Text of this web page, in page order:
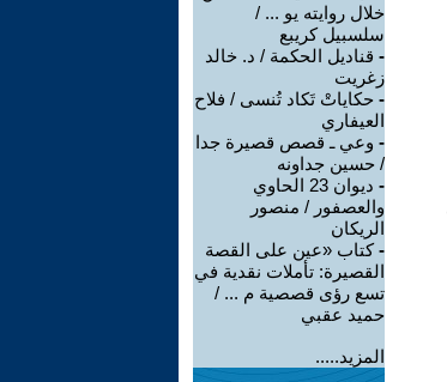
خلال روايته يو ... /
سلسبيل كريبع
- قناديل الحكمة / د. خالد
زغريت
- حكاياتْ تَكاد تُنسى / فلاح
العيفاري
- وعي ـ قصص قصيرة جدا
/ حسين جداونه
-
ديوان 23 الحاوي
والعصفور / منصور
الريكان
-كتاب «عين على القصة
القصيرة: تأملات نقدية في
تسع رؤى قصصية م ... /
حميد عقبي
المزيد.....